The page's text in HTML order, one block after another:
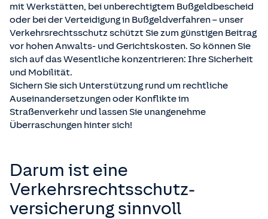
mit Werkstätten, bei unberechtigtem Bußgeldbescheid
oder bei der Verteidigung in Bußgeldverfahren – unser
Verkehrsrechtsschutz schützt Sie zum günstigen Beitrag
vor hohen Anwalts- und Gerichtskosten. So können Sie
sich auf das Wesentliche konzentrieren: Ihre Sicherheit
und Mobilität.
Sichern Sie sich Unterstützung rund um rechtliche
Auseinandersetzungen oder Konflikte im
Straßenverkehr und lassen Sie unangenehme
Überraschungen hinter sich!
Darum ist eine
Verkehrsrechtsschutz­
versicherung sinnvoll